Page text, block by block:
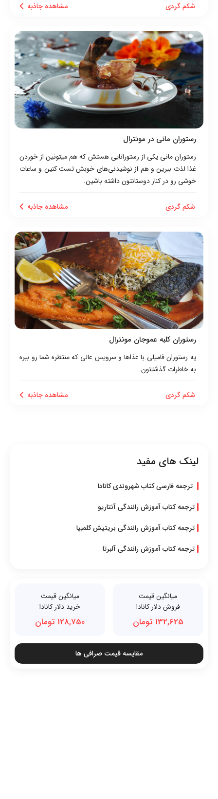
شکم گردی مشاهده جاذبه
رستوران مانی در مونترال
رستوران مانی یکی از رستورانایی هستش که هم میتونین از خوردن
غذا لذت ببرین و هم از نوشیدنی‌های خوبش تست کنین و ساعات
خوشی رو در کنار دوستانتون داشته باشین.
شکم گردی مشاهده جاذبه
رستوران کلبه عموجان مونترال
یه رستوران فامیلی با غذاها و سرویس عالی که منتظره شما رو ببره
به خاطرات گذشتتون.
شکم گردی مشاهده جاذبه
لینک های مفید
ترجمه فارسی کتاب شهروندی کانادا
ترجمه کتاب آموزش رانندگی آنتاریو
ترجمه کتاب آموزش رانندگی بریتیش کلمبیا
ترجمه کتاب آموزش رانندگی آلبرتا
میانگین قیمت
فروش دلار کانادا
132,625 تومان
میانگین قیمت
خرید دلار کانادا
128,750 تومان
مقایسه قیمت صرافی ها